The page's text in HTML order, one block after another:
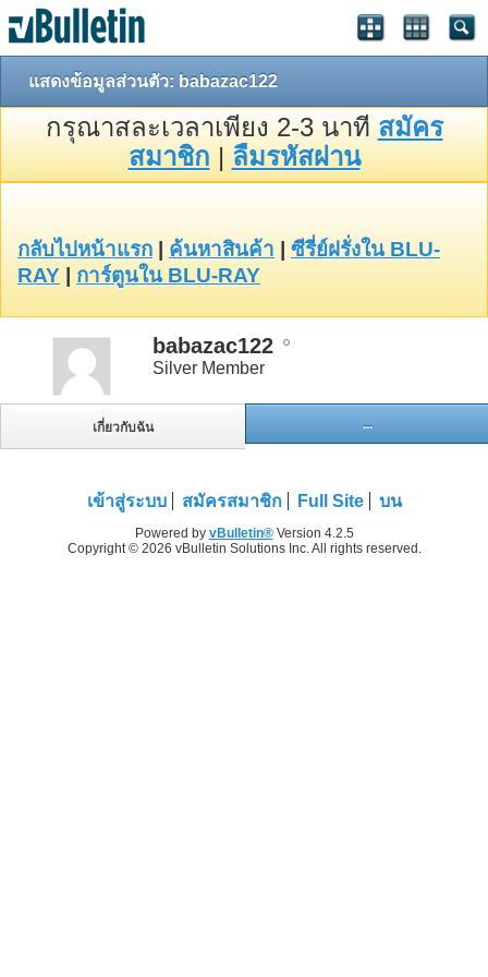
แสดงข้อมูลส่วนตัว: babazac122
กรุณาสละเวลาเพียง 2-3 นาที สมัคร
สมาชิก | ลืมรหัสผ่าน
กลับไปหน้าแรก ค้นหาสินค้า
ซีรี่ย์ฝรั่งใน BLU-
RAY
การ์ตูนใน BLU-RAY
babazac122
Silver Member
เกี่ยวกับฉัน ...
เข้าสู่ระบบ สมัครสมาชิก Full Site บน
Powered by vBulletin®Version 4.2.5
Copyright © 2026 vBulletin Solutions Inc. All rights reserved.